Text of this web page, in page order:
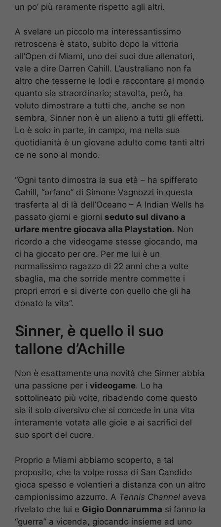
un po’ più raramente rispetto agli altri.
A svelare un piccolo ma interessantissimo
retroscena è stato, subito dopo la vittoria
all’Open di Miami, uno dei suoi due allenatori,
vale a dire Darren Cahill. L’australiano non fa
altro che tesserne le lodi e raccontare al mondo
quanto sia straordinario; stavolta, però, ha
voluto dimostrare a tutti che, anche se non
sembra, Sinner non è un alieno a tutti gli effetti.
Lo è solo in parte, in campo, ma nella sua
quotidianità è un giovane adulto come tanti altri
ce ne sono al mondo.
“Ogni tanto dimostra la sua età – ha spifferato
Cahill, “orfano” di Simone Vagnozzi in questa
trasferta al di là dell’Oceano – A Indian Wells ha
passato giorni e giorni seduto sul divano a
urlare mentre giocava alla Playstation. Non
ricordo a che videogame stesse giocando, ma
ci ha giocato per ore. Per me lui è un
normalissimo ragazzo di 22 anni che a volte
sbaglia, ma che sorride mentre commette i
propri errori e si diverte con quello che gli ha
donato la vita”.
Sinner, è quello il suo
tallone d’Achille
Non è esattamente una novità che Sinner abbia
una passione per i videogame. Lo ha
sottolineato più volte, ribadendo come questo
sia il solo diversivo che si concede in una vita
interamente votata alle gioie e ai sacrifici del
suo sport del cuore.
Proprio a Miami abbiamo scoperto, a tal
proposito, che la volpe rossa di San Candido
gioca spesso e volentieri a distanza con un altro
campionissimo azzurro. A Tennis Channel aveva
rivelato che lui e Gigio Donnarumma si fanno la
“guerra” a vicenda, giocando insieme ad uno